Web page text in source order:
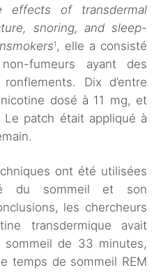
effects of transdermal
snoring, and sleep-
1, elle a consisté
fumeurs ayant des
Dix d’entre
dosé à 11 mg, et
patch était appliqué à
ont été utilisées
du sommeil et son
les chercheurs
transdermique avait
de 33 minutes,
temps de sommeil REM